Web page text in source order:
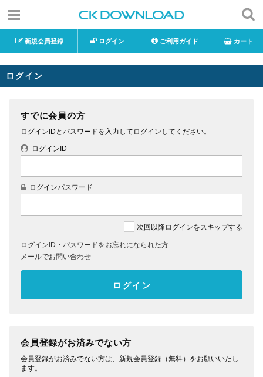
新規会員登録 ログイン ご利用ガイド カート
ログイン
すでに会員の方
ログインIDとパスワードを入力してログインしてください。
ログインID
ログインパスワード
次回以降ログインをスキップする
ログインID・パスワードをお忘れになられた方
メールでお問い合わせ
会員登録がお済みでない方
会員登録がお済みでない方は、新規会員登録（無料）をお願いいたし
ます。